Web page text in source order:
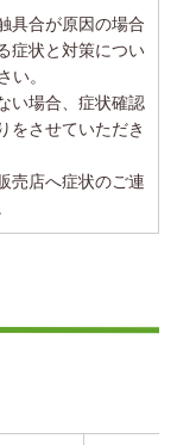
具合が原因の場合
症状と対策につい
い。
い場合、症状確認
をさせていただき
売店へ症状のご連